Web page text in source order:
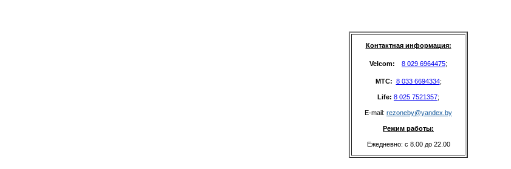
Контактная информация:
Velcom: 8 029 6964475;
MTC: 8 033 6694334;
Life: 8 025 7521357;
E-mail: rezoneby@yandex.by
Режим работы:
Ежедневно: с 8.00 до 22.00